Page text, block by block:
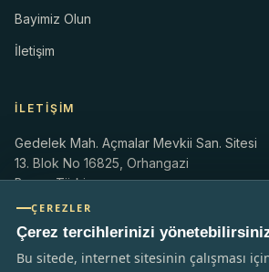
Bayimiz Olun
İletişim
İLETIŞIM
Gedelek Mah. Açmalar Mevkii San. Sitesi
13. Blok No 16825, Orhangazi
Bursa, Türkiye
info@olimpum.com
olimpum.com.tr
+90 224 586 01 83
ÇEREZLER
Çerez tercihlerinizi
Bu sitede, internet sitesinin çalışması